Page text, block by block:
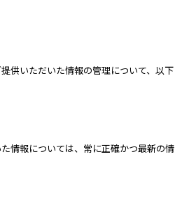
供いただいた情報の管理について、以下
情報については、常に正確かつ最新の情